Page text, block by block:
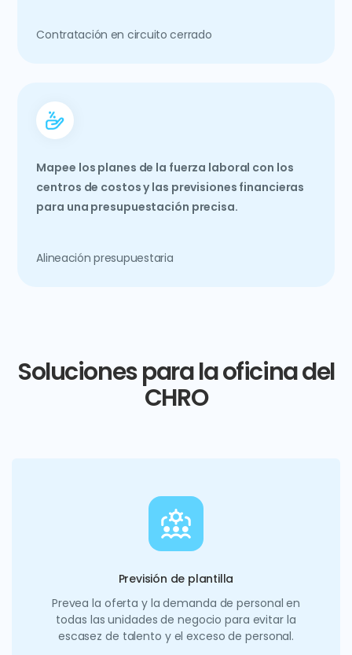
Contratación en circuito cerrado
Mapee los planes de la fuerza laboral con los
centros de costos y las previsiones financieras
para una presupuestación precisa.
Alineación presupuestaria
Soluciones para la oficina del
CHRO
Previsión de plantilla
Prevea la oferta y la demanda de personal en
todas las unidades de negocio para evitar la
escasez de talento y el exceso de personal.